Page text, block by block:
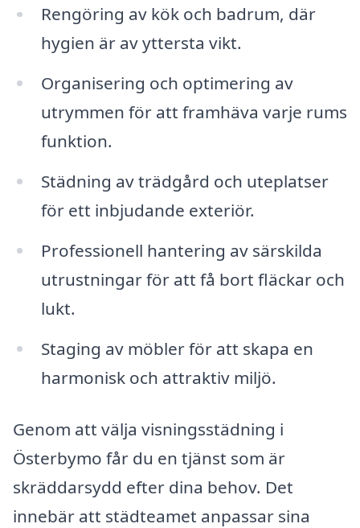
Rengöring av kök och badrum, där
hygien är av yttersta vikt.
Organisering och optimering av
utrymmen för att framhäva varje rums
funktion.
Städning av trädgård och uteplatser
för ett inbjudande exteriör.
Professionell hantering av särskilda
utrustningar för att få bort fläckar och
lukt.
Staging av möbler för att skapa en
harmonisk och attraktiv miljö.
Genom att välja visningsstädning i
Österbymo får du en tjänst som är
skräddarsydd efter dina behov. Det
innebär att städteamet anpassar sina